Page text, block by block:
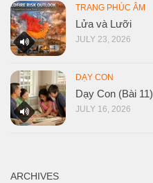
TRANG PHÚC ÂM
Lửa và Lưỡi
JULY 23, 2026
DẠY CON
Dạy Con (Bài 11)
JULY 16, 2026
ARCHIVES